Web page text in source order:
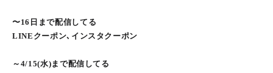
〜16日まで配信してる
LINEクーポン､インスタクーポン
～4/15(水)まで配信してる